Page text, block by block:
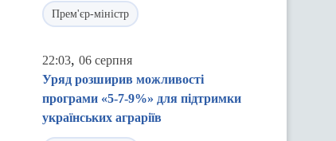
Прем'єр-міністр
22:03, 06 серпня
Уряд розширив можливості
програми «5-7-9%» для підтримки
українських аграріїв